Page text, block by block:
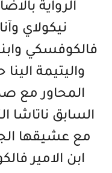
الرواية
نيكولاي
فالكوفسكي
واليتيمة
المحاور مع
السابق ناتاشا
مع عشيقها
ابن الامير